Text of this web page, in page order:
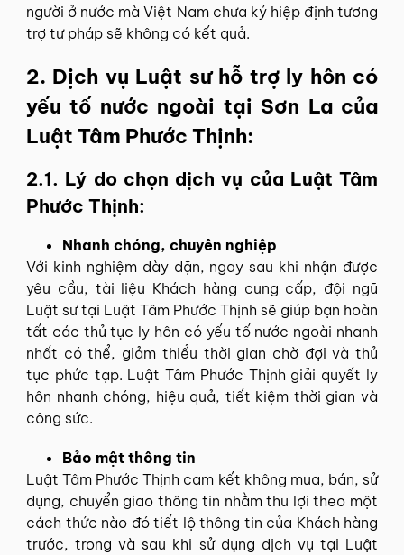
người ở nước mà Việt Nam chưa ký hiệp định tương
trợ tư pháp sẽ không có kết quả.
2. Dịch vụ Luật sư hỗ trợ ly hôn có
yếu tố nước ngoài tại Sơn La của
Luật Tâm Phước Thịnh:
2.1. Lý do chọn dịch vụ của Luật Tâm
Phước Thịnh:
Nhanh chóng, chuyên nghiệp
Với kinh nghiệm dày dặn, ngay sau khi nhận được
yêu cầu, tài liệu Khách hàng cung cấp, đội ngũ
Luật sư tại Luật Tâm Phước Thịnh sẽ giúp bạn hoàn
tất các thủ tục ly hôn có yếu tố nước ngoài nhanh
nhất có thể, giảm thiểu thời gian chờ đợi và thủ
tục phức tạp. Luật Tâm Phước Thịnh giải quyết ly
hôn nhanh chóng, hiệu quả, tiết kiệm thời gian và
công sức.
Bảo mật thông tin
Luật Tâm Phước Thịnh cam kết không mua, bán, sử
dụng, chuyển giao thông tin nhằm thu lợi theo một
cách thức nào đó tiết lộ thông tin của Khách hàng
trước, trong và sau khi sử dụng dịch vụ tại Luật